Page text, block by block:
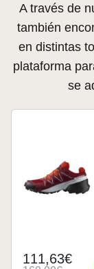
A través de
también
en distintas
plataforma
se
111,63€